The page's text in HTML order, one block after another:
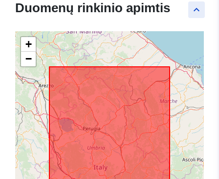
keyboard_arrow_up
Duomenų rinkinio apimtis
+
−